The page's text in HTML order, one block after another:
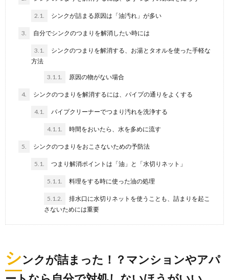
コンロの掃除方法、頑固な油汚れを徹底的
ち。そして油汚れがひどくなってから「よし、掃除し
重曹を使って掃除すれば、レンジの汚れは
レンジは主婦には欠かせないものですが、掃除しない
しま...
まな板の手入れ方法。木のまな板を大切に
てきます。 木のまな板は包丁のあたりがよいので...
2.1. シンクが詰まる原因は「油汚れ」が多い
3. 自分でシンクのつまりを解消したい時には
3.1.
シンクのつまりを解消する、お湯とタオルを使った手軽な
方法
3.1.1. 原因の物がない場合
4. シンクのつまりを解消するには、パイプの通りをよくする
4.1. パイプクリーナーでつまり汚れを洗浄する
4.1.1. 時間をおいたら、水を多めに流す
5. シンクのつまりをおこさないための予防法
5.1. つまり解消ポイントは「油」と「水切りネット」
5.1.1. 料理をする時に使った油の処理
5.1.2.
排水口に水切りネットを使うことも、詰まりを起こ
さないためには重要
シンクが詰まった！？マンションやアパ